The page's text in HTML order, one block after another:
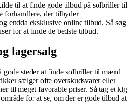
til at finde gode tilbud på solbriller til
forhandlere, der tilbyder
endda eksklusive online tilbud. Så søg
for at finde de bedste tilbud.
lagersalg
gode steder at finde solbriller til mænd
sælger ofte overskudsvarer eller
til meget favorable priser. Så tag et kig
for at se, om der er gode tilbud at